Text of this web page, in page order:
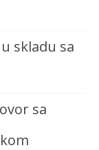
skladu sa
sa